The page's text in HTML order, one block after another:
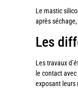
Le mastic
après
Les
Les travaux
le contact
exposant leurs